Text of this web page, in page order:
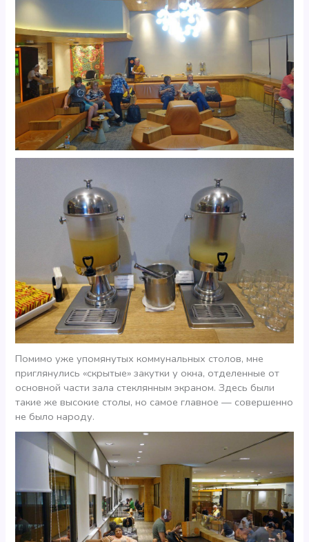
Помимо уже упомянутых коммунальных столов, мне
приглянулись «скрытые» закутки у окна, отделенные от
основной части зала стеклянным экраном. Здесь были
такие же высокие столы, но самое главное — совершенно
не было народу.